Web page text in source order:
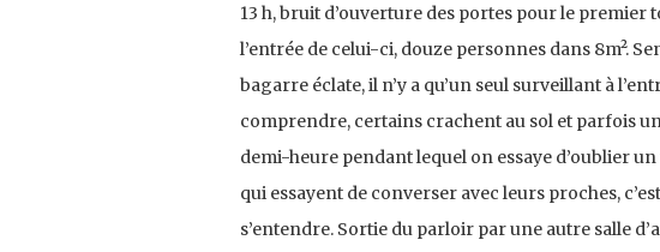
13 h, bruit d’ouverture des portes pour le premier
l’entrée de celui-ci, douze personnes dans 8m².
bagarre éclate, il n’y a qu’un seul surveillant à
comprendre, certains crachent au sol et parfois
demi-heure pendant lequel on essaye d’oublier
qui essayent de converser avec leurs proches,
s’entendre. Sortie du parloir par une autre salle